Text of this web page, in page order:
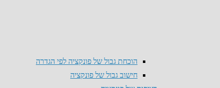
הוכחת גבול של פונקציה לפי הגדרה
חישוב גבול של פונקציה